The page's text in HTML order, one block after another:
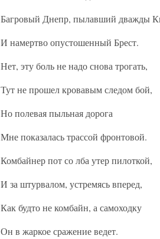
Багровый Днепр, пылавший дважды
И намертво опустошенный Брест.
Нет, эту боль не надо снова трогать,
Тут не прошел кровавым следом бой,
Но полевая пыльная дорога
Мне показалась трассой фронтовой.
Комбайнер пот со лба утер пилоткой,
И за штурвалом, устремясь вперед,
Как будто не комбайн, а самоходку
Он в жаркое сражение ведет.